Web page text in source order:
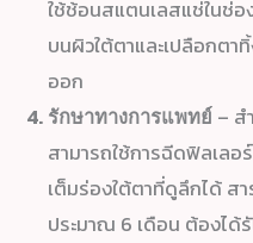
ใช้ช้อนสแตนเลสแช่ในช่อ
บนผิวใต้ตาและเปลือกตา
ออก
รักษาทางการแพทย์ – ส
สามารถใช้การฉีดฟิลเลอ
เต็มร่องใต้ตาที่ดูลึกได้ ส
ประมาณ 6 เดือน ต้องได้